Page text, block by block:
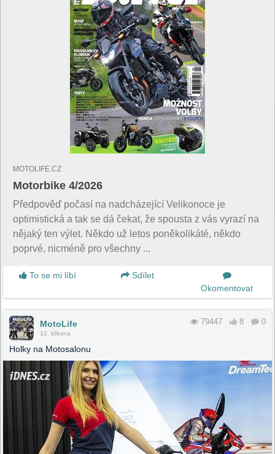
MOTOLIFE.CZ
Motorbike 4/2026
Předpověď počasí na nadcházející Velikonoce je
optimistická a tak se dá čekat, že spousta z vás vyrazí na
nějaký ten výlet. Někdo už letos poněkolikáté, někdo
poprvé, nicméně pro všechny ...
To se mi líbí
Sdílet
Okomentovat
MotoLife
12. března
79447 8 0
Holky na Motosalonu